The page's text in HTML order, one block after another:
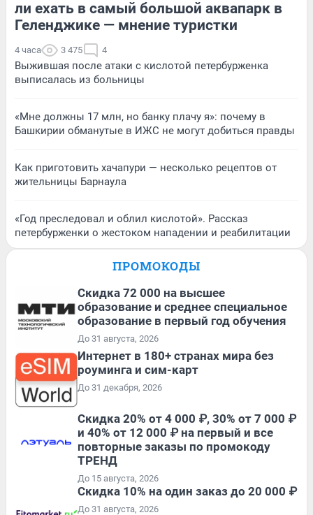
ли ехать в самый большой аквапарк в
Геленджике — мнение туристки
4 часа 3 475 4
Выжившая после атаки с кислотой петербурженка
выписалась из больницы
«Мне должны 17 млн, но банку плачу я»: почему в
Башкирии обманутые в ИЖС не могут добиться правды
Как приготовить хачапури — несколько рецептов от
жительницы Барнаула
«Год преследовал и облил кислотой». Рассказ
петербурженки о жестоком нападении и реабилитации
ПРОМОКОДЫ
Скидка 72 000 на высшее
образование и среднее специальное
образование в первый год обучения
До 31 августа, 2026
Интернет в 180+ странах мира без
роуминга и сим-карт
До 31 декабря, 2026
Скидка 20% от 4 000 ₽, 30% от 7 000 ₽
и 40% от 12 000 ₽ на первый и все
повторные заказы по промокоду
ТРЕНД
До 15 августа, 2026
Скидка 10% на один заказ до 20 000 ₽
До 31 августа, 2026